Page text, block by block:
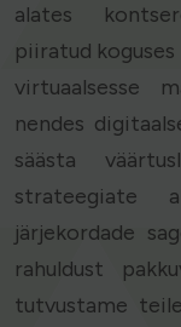
alates
piiratud
virtuaalsesse
nendes
säästa
strateegiate
järjekordade
rahuldust
tutvustame